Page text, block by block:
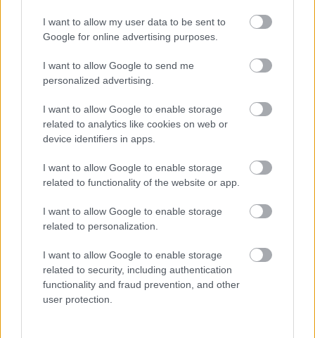
I want to allow my user data to be sent to
Google for online advertising purposes.
I want to allow Google to send me
personalized advertising.
I want to allow Google to enable storage
related to analytics like cookies on web or
device identifiers in apps.
I want to allow Google to enable storage
related to functionality of the website or app.
I want to allow Google to enable storage
related to personalization.
I want to allow Google to enable storage
related to security, including authentication
functionality and fraud prevention, and other
user protection.
Σαββατοκύριακο στην Ιεράπετρα
Τι καιρό θα κάνει το Σαββατοκύριακο στην
Ιεράπετρα;
Το Σαββατοκύριακο στην Ιεράπετρα η θερμοκρασία κυμαίνεται
περίπου από 23° έως 28°. Το Σάββατο η μέγιστη είναι περίπου 28°,
ενώ η Κυριακή περίπου 27°.
Ιεράπετρα;
Θα βρέξει το Σαββατοκύριακο στην Ιεράπετρα;
Στην πρόγνωση Σαββατοκύριακου στην Ιεράπετρα εμφανίζονται
χωρίς αξιόλογα φαινόμενα. Δες ξεχωριστά Σάββατο και Κυριακή
για την κατανομή των φαινομένων.
Πότε έχει περισσότερο άνεμο το ΣΚ στην Ιεράπετρα;